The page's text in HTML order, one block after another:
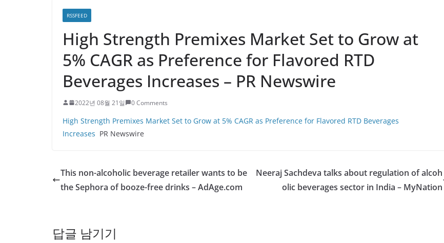
RSSFEED
High Strength Premixes Market Set to Grow at
5% CAGR as Preference for Flavored RTD
Beverages Increases – PR Newswire
2022년 08월 21일 0 Comments
High Strength Premixes Market Set to Grow at 5% CAGR as Preference for Flavored RTD Beverages
Increases PR Newswire
This non-alcoholic beverage retailer wants to be
the Sephora of booze-free drinks – AdAge.com
Neeraj Sachdeva talks about regulation of alcoh
olic beverages sector in India – MyNation
답글 남기기